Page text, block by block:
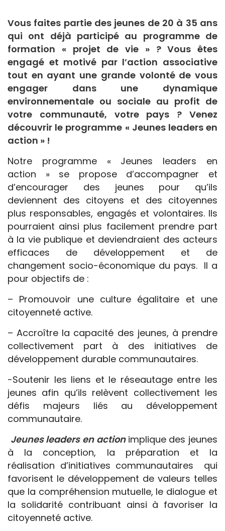
Vous faites partie des jeunes de 20 à 35 ans
qui ont déjà participé au programme de
formation « projet de vie » ? Vous êtes
engagé et motivé par l’action associative
tout en ayant une grande volonté de vous
engager dans une dynamique
environnementale ou sociale au profit de
votre communauté, votre pays ? Venez
découvrir le programme « Jeunes leaders en
action » !
Notre programme « Jeunes leaders en
action » se propose d’accompagner et
d’encourager des jeunes pour qu’ils
deviennent des citoyens et des citoyennes
plus responsables, engagés et volontaires. Ils
pourraient ainsi plus facilement prendre part
à la vie publique et deviendraient des acteurs
efficaces de développement et de
changement socio-économique du pays. Il a
pour objectifs de :
– Promouvoir une culture égalitaire et une
citoyenneté active.
– Accroître la capacité des jeunes, à prendre
collectivement part à des initiatives de
développement durable communautaires.
-Soutenir les liens et le réseautage entre les
jeunes afin qu’ils relèvent collectivement les
défis majeurs liés au développement
communautaire.
Jeunes leaders en action implique des jeunes
à la conception, la préparation et la
réalisation d’initiatives communautaires qui
favorisent le développement de valeurs telles
que la compréhension mutuelle, le dialogue et
la solidarité contribuant ainsi à favoriser la
citoyenneté active.